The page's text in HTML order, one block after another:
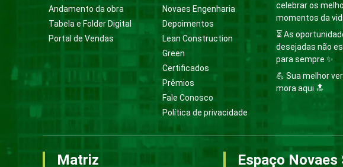
Andamento da obra
Tabela e Folder Digital
Portal de Vendas
Novaes Engenharia
Depoimentos
Lean Construction
Green
Certificados
Prêmios
Fale Conosco
Política de privacidade
celebrar os
momentos da
⏳ As
desejadas não
para sempre ✨
💪 Sua melhor
mora aqui 🔝
Matriz
Espaço Novaes